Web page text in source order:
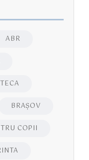
ABR
BRAŞOV
COPII